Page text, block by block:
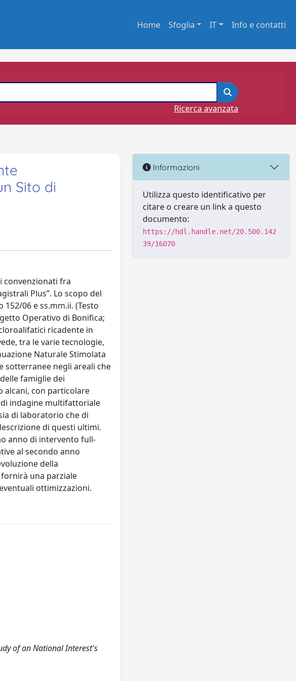
Home Sfoglia IT Info e contatti
Ricerca avanzata
Sito di
convenzionati fra
Plus”. Lo scopo del
06 e ss.mm.ii. (Testo
Operativo di Bonifica;
ricadente in
tra le varie tecnologie,
Naturale Stimolata
sotterranee negli areali che
famiglie dei
alcani, con particolare
di indagine multifattoriale
di laboratorio che di
di questi ultimi.
anno di intervento full-
al secondo anno
della
fornirà una parziale
ottimizzazioni.
of an National Interest's
Informazioni
Utilizza questo identificativo per
citare o creare un link a questo
documento:
https://hdl.handle.net/20.500.142
39/16070